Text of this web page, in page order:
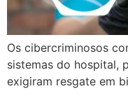
Os cibercriminosos
sistemas do hospital,
exigiram resgate em